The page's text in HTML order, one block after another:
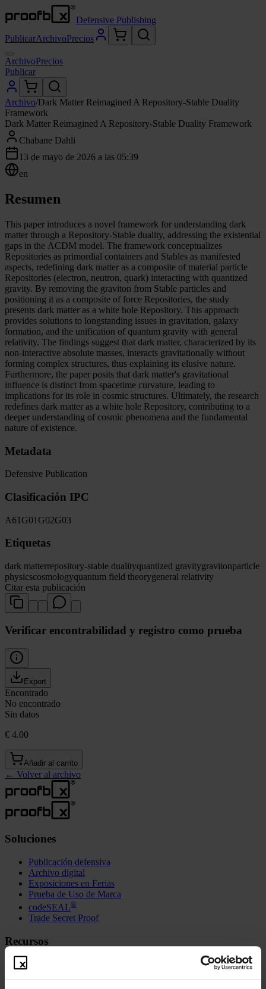
Defensive Publishing
PublicarArchivoPrecios
ArchivoPrecios
Publicar
Archivo/Dark Matter Reimagined A Repository-Stable Duality
Framework
Dark Matter Reimagined A Repository-Stable Duality Framework
Chabane Dahli
13 de mayo de 2026 a las 05:39
en
Resumen
This paper introduces a novel framework for understanding dark
matter through a Repository-Stable duality, addressing the existential
gaps in the ΛCDM model. The framework conceptualizes
Repositories as primordial containers and Stables as manifested
aspects, redefining dark matter as a composite of material particle
Repositories (electron, neutron, quark) interacting with quantized
gravity. By removing the graviton from Stable particles and
positioning it as a composite of force Repositories, the study
presents dark matter as a white hole Repository. This approach
provides solutions to longstanding issues in gravitation, galaxy
formation, and the unification of quantum gravity with general
relativity. The findings suggest that dark matter, characterized by its
non-interactive absolute masses, interacts gravitationally without
forming complex structures, thus explaining its elusive nature.
Furthermore, the paper posits that dark matter's gravitational
influence is distinct from spacetime curvature, leading to
implications for its role in cosmic structures. Ultimately, the research
redefines dark matter as a white hole Repository, contributing to a
deeper understanding of cosmic phenomena and the fundamental
nature of existence.
Metadata
Defensive Publication
Clasificación IPC
A61 G01 G02G03
Etiquetas
dark matterrepository-stable dualityquantized gravitygravitonparticle
physicscosmologyquantum field theorygeneral relativity
Citar esta publicación
Verificar encontrabilidad y registro como prueba
Export
Encontrado
No encontrado
Sin datos
€ 4.00
Añadir al carrito
← Volver al archivo
Soluciones
Publicación defensiva
Archivo digital
Exposiciones en Ferias
Prueba de Uso de Marca
codeSEAL®
Trade Secret Proof
Recursos